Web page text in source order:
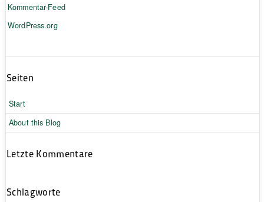
Kommentar-Feed
WordPress.org
Seiten
Start
About this Blog
Letzte Kommentare
Schlagworte